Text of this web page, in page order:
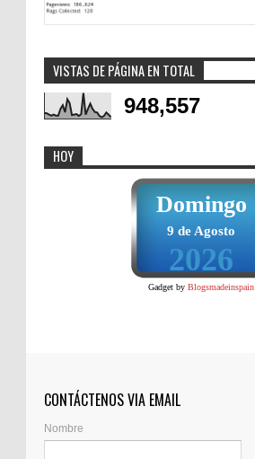
VISTAS DE PÁGINA EN TOTAL
948,557
HOY
Domingo
9 de Agosto
2026
Gadget by Blogsmadeinspain
CONTÁCTENOS VIA EMAIL
Nombre